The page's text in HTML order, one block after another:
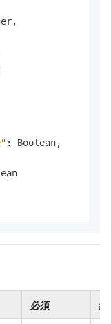
,
: Boolean,
必須